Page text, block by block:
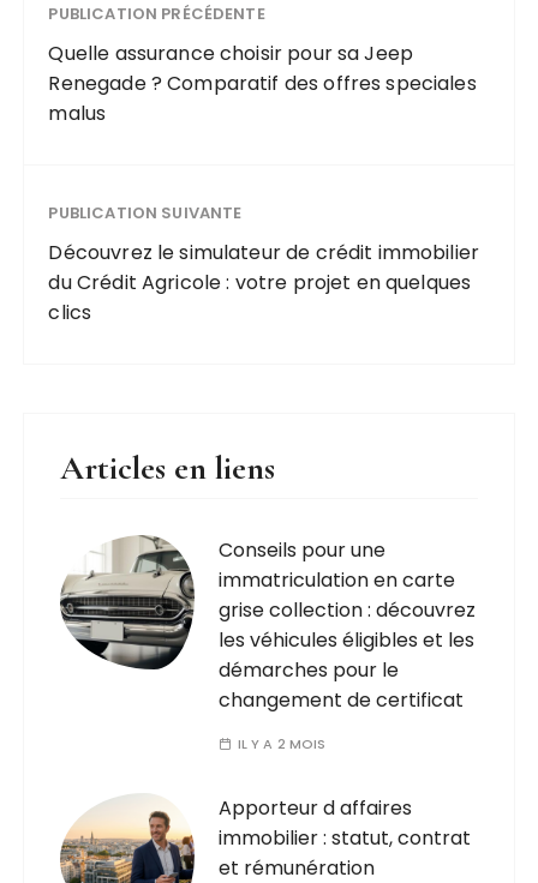
collection :
découvrez les
véhicules
éligibles et
les
de certificat
PUBLICATION PRÉCÉDENTE
Quelle assurance choisir pour sa Jeep
Renegade ? Comparatif des offres speciales
malus
PUBLICATION SUIVANTE
Découvrez le simulateur de crédit immobilier
du Crédit Agricole : votre projet en quelques
clics
Articles en liens
Conseils pour une
immatriculation en carte
grise collection : découvrez
les véhicules éligibles et les
démarches pour le
changement de certificat
IL Y A 2 MOIS
Apporteur d affaires
immobilier : statut, contrat
et rémunération